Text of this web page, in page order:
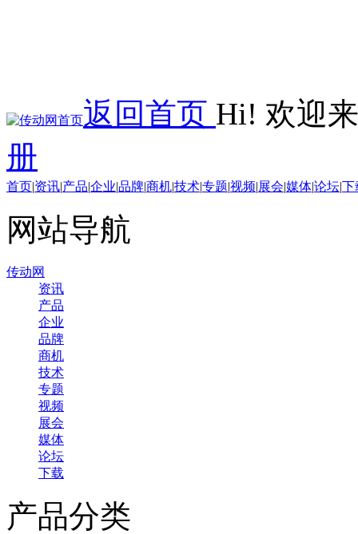
返回首页 Hi! 欢迎
册
首页|资讯|产品|企业|品牌|商机|技术|专题|视频|展会|媒体|论坛|下
网站导航
传动网
资讯
产品
企业
品牌
商机
技术
专题
视频
展会
媒体
论坛
下载
产品分类